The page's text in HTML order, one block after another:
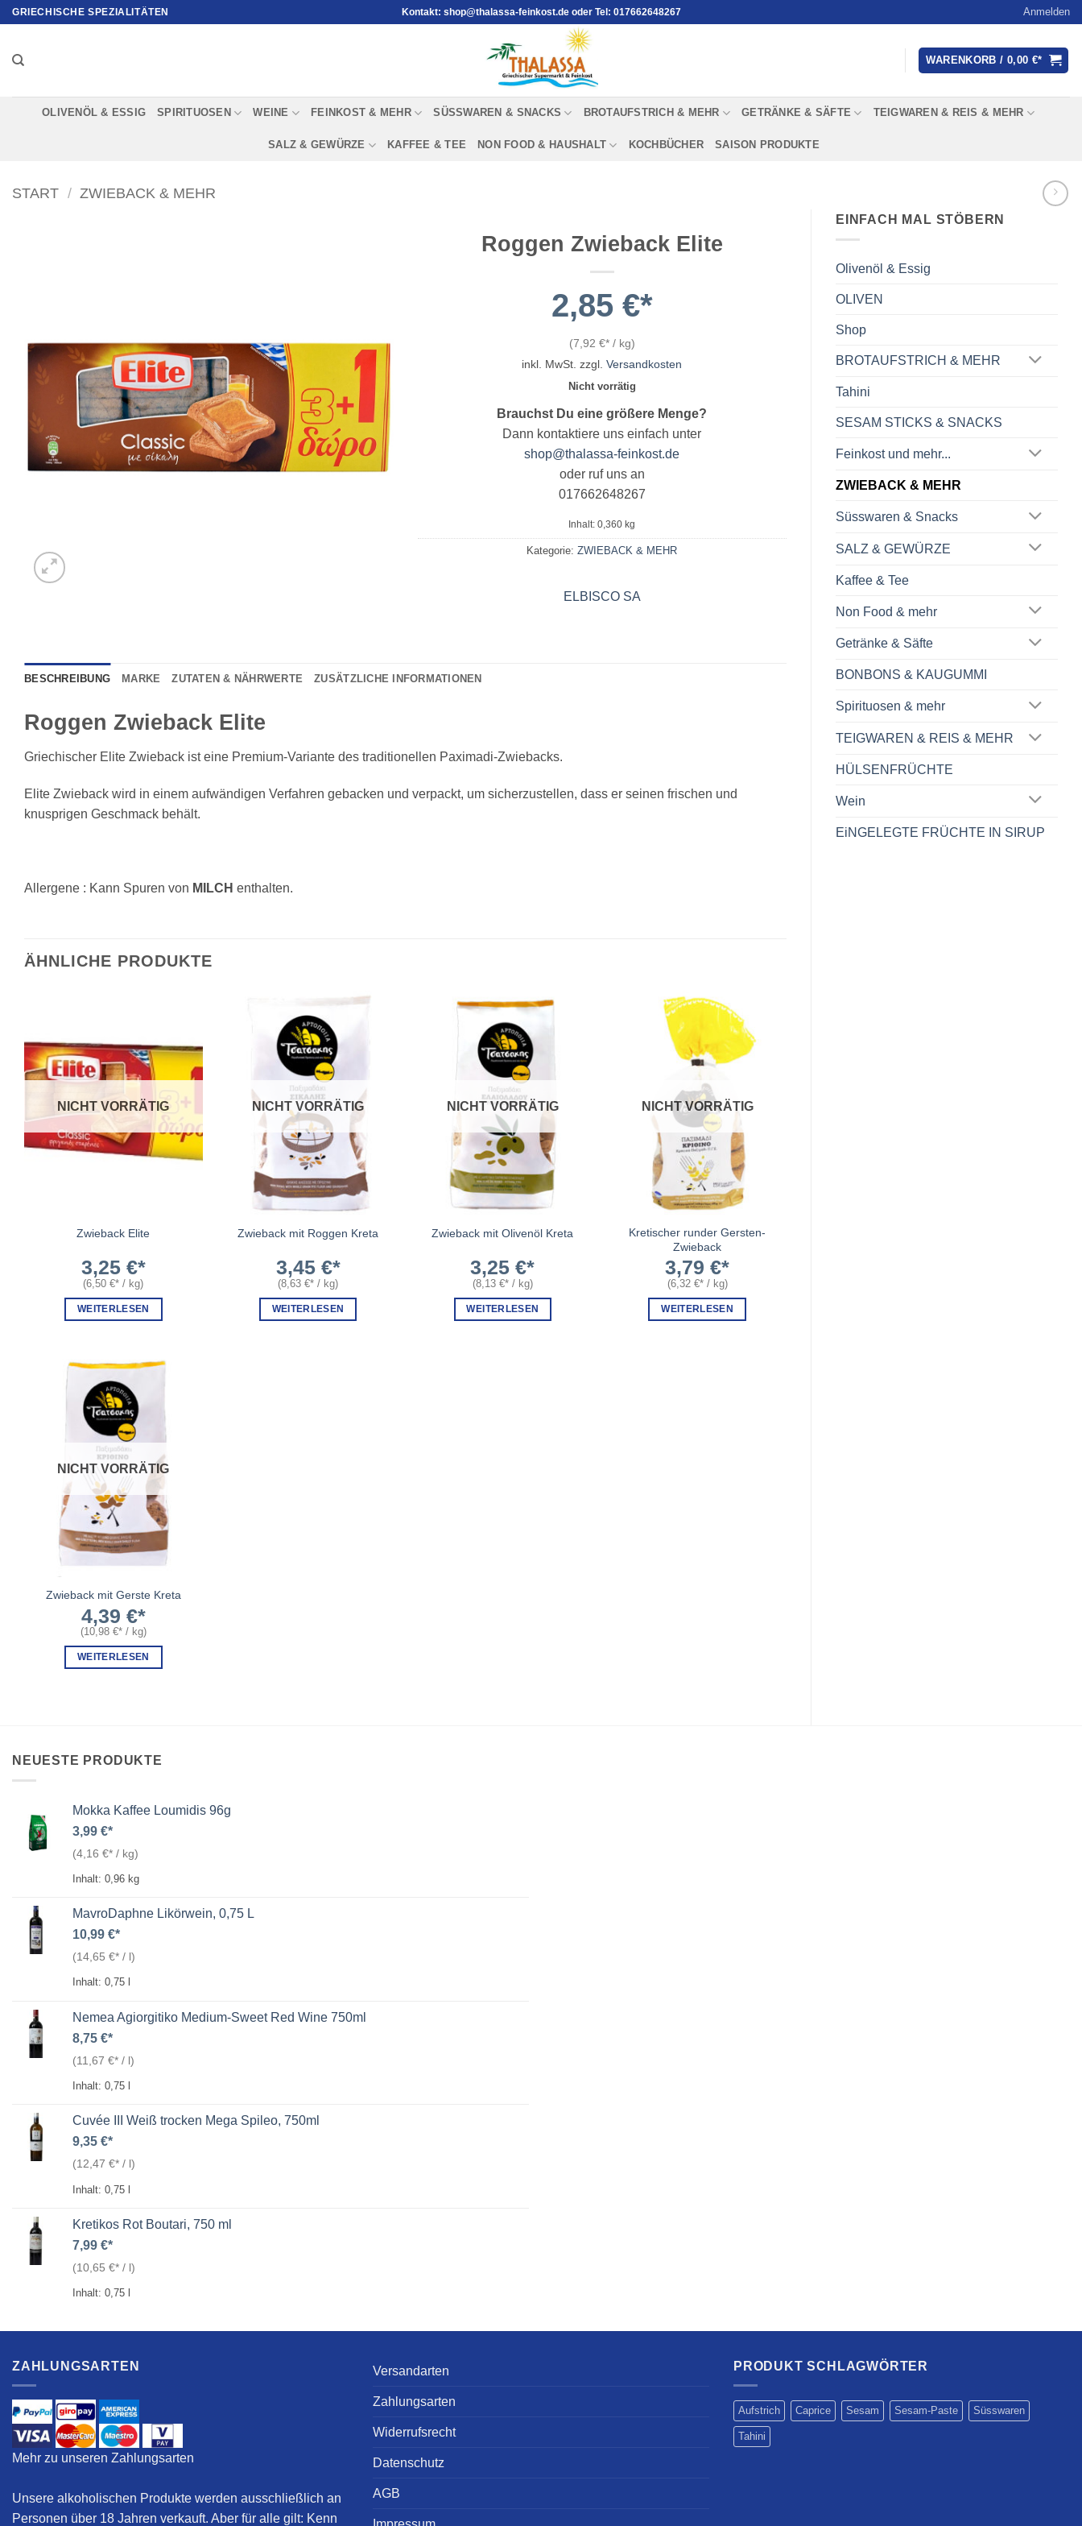
ZumGRIECHISCHE SPEZIALITÄTEN Kontakt: shop@thalassa-feinkost.de oder Tel: 017662648267 Anmelden
WARENKORB / 0,00 €
OLIVENÖL & ESSIG SPIRITUOSEN WEINE FEINKOST & MEHR SÜSSWAREN & SNACKS BROTAUFSTRICH & MEHR GETRÄNKE & SÄFTE TEIGWAREN & REIS & MEHR
SALZ & GEWÜRZE KAFFEE & TEE NON FOOD & HAUSHALT KOCHBÜCHER SAISON PRODUKTE
START / ZWIEBACK & MEHR
EINFACH MAL STÖBERN
Olivenöl & Essig
OLIVEN
Shop
BROTAUFSTRICH & MEHR
Tahini
SESAM STICKS & SNACKS
Feinkost und mehr...
ZWIEBACK & MEHR
Süsswaren & Snacks
SALZ & GEWÜRZE
Kaffee & Tee
Non Food & mehr
Getränke & Säfte
BONBONS & KAUGUMMI
Spirituosen & mehr
TEIGWAREN & REIS & MEHR
HÜLSENFRÜCHTE
Wein
EiNGELEGTE FRÜCHTE IN SIRUP
Roggen Zwieback Elite
2,85 €
(7,92 € / kg)
inkl. MwSt. zzgl.Versandkosten
Nicht vorrätig
Brauchst Du eine größere Menge?
Dann kontaktiere uns einfach unter
shop@thalassa-feinkost.de
oder ruf uns an
017662648267
Inhalt: 0,360 kg
Kategorie:ZWIEBACK & MEHR
ELBISCO SA
BESCHREIBUNG MARKE ZUTATEN & NÄHRWERTE ZUSÄTZLICHE INFORMATIONEN
Roggen Zwieback Elite
Griechischer Elite Zwieback ist eine Premium-Variante des traditionellen Paximadi-Zwiebacks.
Elite Zwieback wird in einem aufwändigen Verfahren gebacken und verpackt, um sicherzustellen, dass er seinen frischen und
knusprigen Geschmack behält.
Allergene : Kann Spuren von MILCH enthalten.
ÄHNLICHE PRODUKTE
NICHT VORRÄTIG
Zwieback Elite
3,25 €
(6,50€ / kg)
WEITERLESEN
NICHT VORRÄTIG
Zwieback mit Roggen Kreta
3,45 €
(8,63€ / kg)
WEITERLESEN
NICHT VORRÄTIG
Zwieback mit Olivenöl Kreta
3,25€
(8,13 € / kg)
WEITERLESEN
NICHT VORRÄTIG
Kretischer runder Gersten-
Zwieback
3,79€
(6,32 € / kg)
WEITERLESEN
NICHT VORRÄTIG
Zwieback mit Gerste Kreta
4,39 €
(10,98 € / kg)
WEITERLESEN
NEUESTE PRODUKTE
Mokka Kaffee Loumidis 96g
3,99 €
(4,16 € / kg)
Inhalt: 0,96 kg
MavroDaphne Likörwein, 0,75 L
10,99 €
(14,65 € / l)
Inhalt: 0,75
Nemea Agiorgitiko Medium-Sweet Red Wine 750ml
8,75 €
(11,67 € / l)
Inhalt: 0,75
Cuvée III Weiß trocken Mega Spileo, 750ml
9,35 €
(12,47 € / l)
Inhalt: 0,75 l
Kretikos Rot Boutari, 750 ml
7,99 €
(10,65 € / l)
Inhalt: 0,75
ZAHLUNGSARTEN
Mehr zu unseren Zahlungsarten
Unsere alkoholischen Produkte werden ausschließlich an
Personen über 18 Jahren verkauft. Aber für alle gilt: Kenn
Versandarten
Zahlungsarten
Widerrufsrecht
Datenschutz
AGB
PRODUKT SCHLAGWÖRTER
Aufstrich Caprice Sesam Sesam-Paste Süsswaren
Tahini